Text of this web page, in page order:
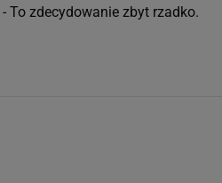
To zdecydowanie zbyt rzadko.